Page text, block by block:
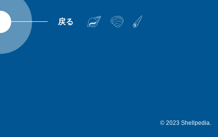
© 2023 Shellpedia.
戻る